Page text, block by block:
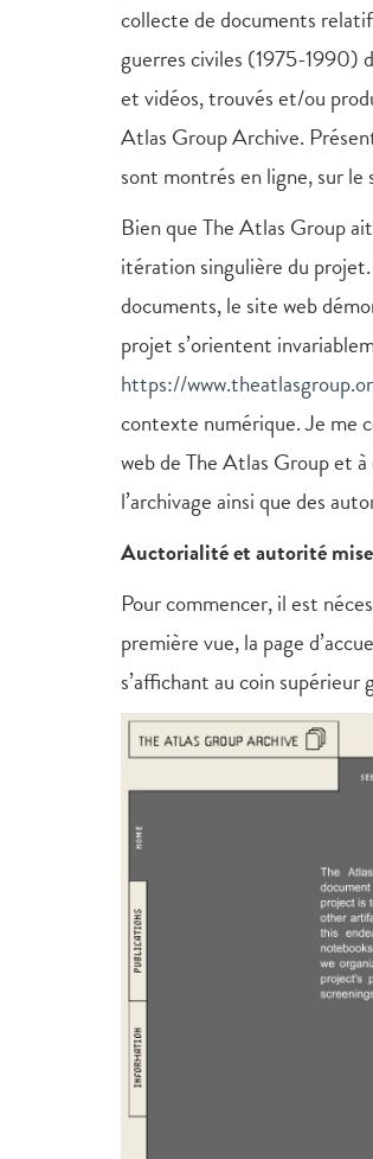
collecte de documents
guerres civiles (1975-1990)
et vidéos, trouvés et/ou
Atlas Group Archive.
sont montrés en ligne, sur le
Bien que The Atlas Group
itération singulière du
documents, le site web
projet s’orientent
https://
contexte numérique. Je me
web de The Atlas Group et
l’archivage ainsi que des
Auctorialité et autorité
Pour commencer, il est
première vue, la page
s’affichant au coin supérieur